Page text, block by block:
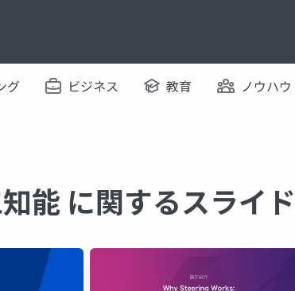
グ ビジネス 教育 ノウハウ
能 に関するスライド